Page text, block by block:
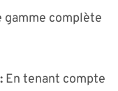
complète
En tenant compte